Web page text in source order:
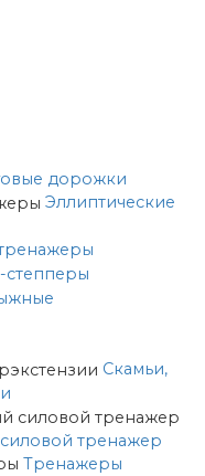
дорожки
Эллиптические
Скамьи,
тренажер
Тренажеры